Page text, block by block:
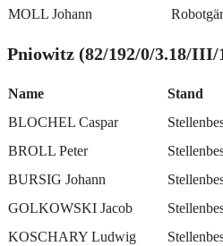
MOLL Johann
Pniowitz (82/192/0/3.18/III/
Name Stand
BLOCHEL Caspar
BROLL Peter
BURSIG Johann
GOLKOWSKI Jacob
KOSCHARY Ludwig